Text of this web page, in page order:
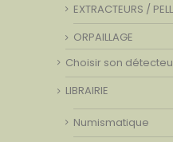
EXTRACTEURS /
ORPAILLAGE
Choisir son
LIBRAIRIE
Numismatique